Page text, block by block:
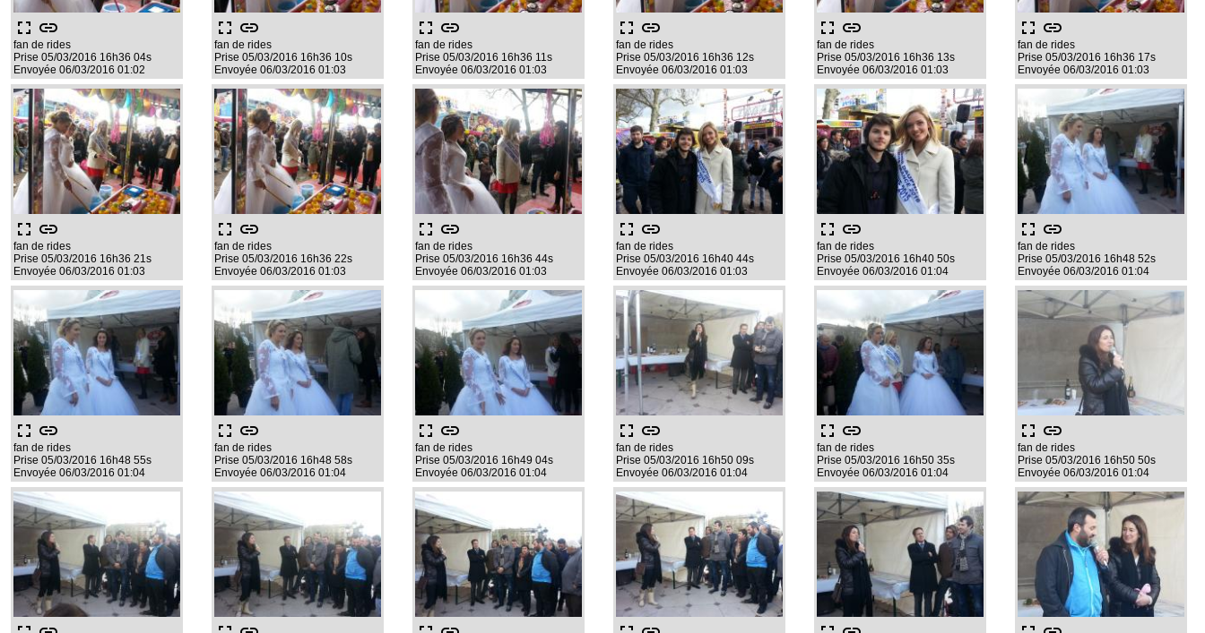
fullscreen link
fan de rides
Prise 05/03/2016 16h36 04s
Envoyée 06/03/2016 01:02
fullscreen link
fan de rides
Prise 05/03/2016 16h36 10s
Envoyée 06/03/2016 01:03
fullscreen link
fan de rides
Prise 05/03/2016 16h36 11s
Envoyée 06/03/2016 01:03
fullscreen link
fan de rides
Prise 05/03/2016 16h36 12s
Envoyée 06/03/2016 01:03
fullscreen link
fan de rides
Prise 05/03/2016 16h36 13s
Envoyée 06/03/2016 01:03
fullscreen link
fan de rides
Prise 05/03/2016 16h36 17s
Envoyée 06/03/2016 01:03
fullscreen link
fan de rides
Prise 05/03/2016 16h36 21s
Envoyée 06/03/2016 01:03
fullscreen link
fan de rides
Prise 05/03/2016 16h36 22s
Envoyée 06/03/2016 01:03
fullscreen link
fan de rides
Prise 05/03/2016 16h36 44s
Envoyée 06/03/2016 01:03
fullscreen link
fan de rides
Prise 05/03/2016 16h40 44s
Envoyée 06/03/2016 01:03
fullscreen link
fan de rides
Prise 05/03/2016 16h40 50s
Envoyée 06/03/2016 01:04
fullscreen link
fan de rides
Prise 05/03/2016 16h48 52s
Envoyée 06/03/2016 01:04
fullscreen link
fan de rides
Prise 05/03/2016 16h48 55s
Envoyée 06/03/2016 01:04
fullscreen link
fan de rides
Prise 05/03/2016 16h48 58s
Envoyée 06/03/2016 01:04
fullscreen link
fan de rides
Prise 05/03/2016 16h49 04s
Envoyée 06/03/2016 01:04
fullscreen link
fan de rides
Prise 05/03/2016 16h50 09s
Envoyée 06/03/2016 01:04
fullscreen link
fan de rides
Prise 05/03/2016 16h50 35s
Envoyée 06/03/2016 01:04
fullscreen link
fan de rides
Prise 05/03/2016 16h50 50s
Envoyée 06/03/2016 01:04